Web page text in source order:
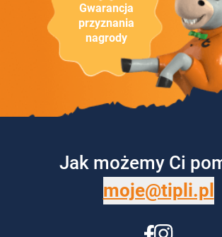
Gwarancja
przyznania
nagrody
Jak możemy Ci
moje@tipli.pl